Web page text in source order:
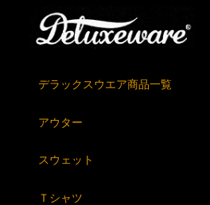
デラックスウエア商品一覧
アウター
スウェット
Ｔシャツ